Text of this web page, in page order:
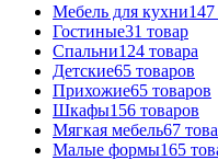
Мебель для кухни147
Гостиные31 товар
Спальни124 товара
Детские65 товаров
Прихожие65 товаров
Шкафы156 товаров
Мягкая мебель67
Малые формы165